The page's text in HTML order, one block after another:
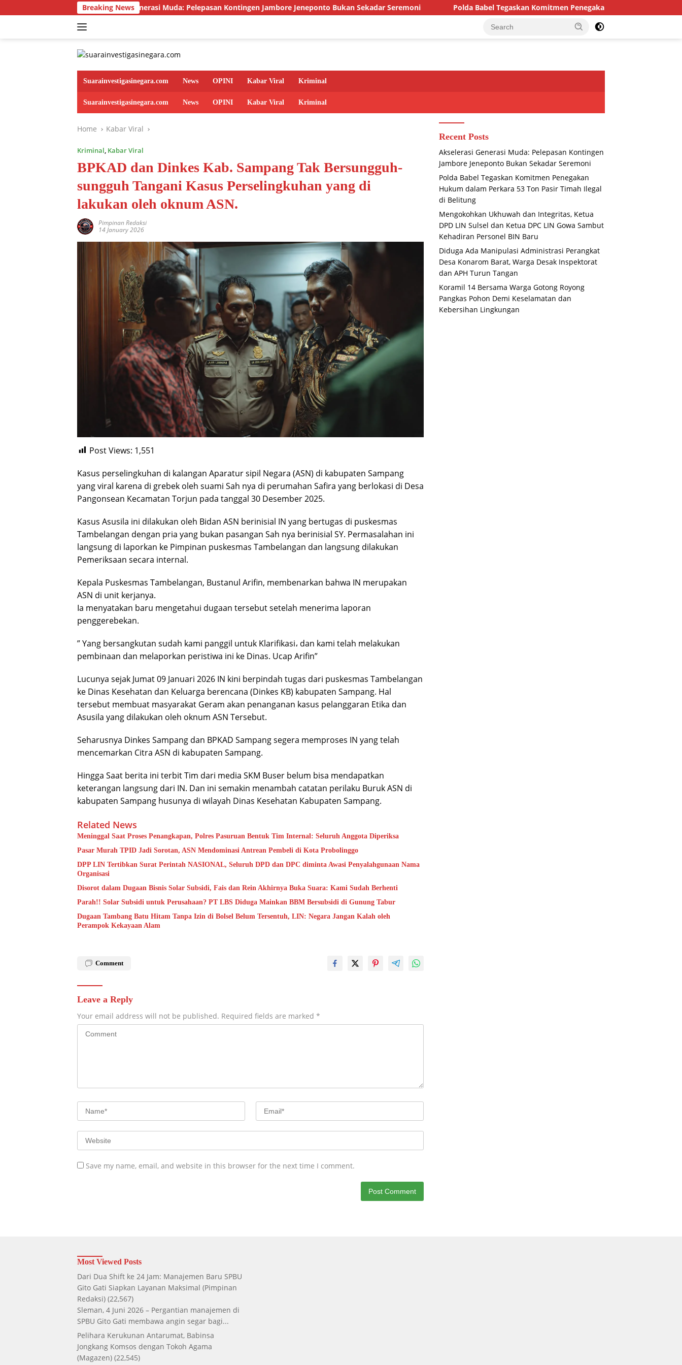
to
Breaking News
Akselerasi Generasi Muda: Pelepasan Kontingen Jambore Jeneponto Bukan Sekadar Seremoni Polda Babel Tegaskan Komitmen Penegakan Hukum dalam Perkara 53 Ton
Suarainvestigasinegara.com News OPINI Kabar Viral Kriminal
Suarainvestigasinegara.com News OPINI Kabar Viral Kriminal
Home Kabar Viral
Kriminal, Kabar Viral
BPKAD dan Dinkes Kab. Sampang Tak Bersungguh-
sungguh Tangani Kasus Perselingkuhan yang di
lakukan oleh oknum ASN.
Pimpinan Redaksi
14 January 2026
Post Views: 1,551
Kasus perselingkuhan di kalangan Aparatur sipil Negara (ASN) di kabupaten Sampang
yang viral karena di grebek oleh suami Sah nya di perumahan Safira yang berlokasi di Desa
Pangonsean Kecamatan Torjun pada tanggal 30 Desember 2025.
Kasus Asusila ini dilakukan oleh Bidan ASN berinisial IN yang bertugas di puskesmas
Tambelangan dengan pria yang bukan pasangan Sah nya berinisial SY. Permasalahan ini
langsung di laporkan ke Pimpinan puskesmas Tambelangan dan langsung dilakukan
Pemeriksaan secara internal.
Kepala Puskesmas Tambelangan, Bustanul Arifin, membenarkan bahwa IN merupakan
ASN di unit kerjanya.
Ia menyatakan baru mengetahui dugaan tersebut setelah menerima laporan
penggerebekan.
” Yang bersangkutan sudah kami panggil untuk Klarifikasi، dan kami telah melakukan
pembinaan dan melaporkan peristiwa ini ke Dinas. Ucap Arifin”
Lucunya sejak Jumat 09 Januari 2026 IN kini berpindah tugas dari puskesmas Tambelangan
ke Dinas Kesehatan dan Keluarga berencana (Dinkes KB) kabupaten Sampang. Hal
tersebut membuat masyarakat Geram akan penanganan kasus pelanggaran Etika dan
Asusila yang dilakukan oleh oknum ASN Tersebut.
Seharusnya Dinkes Sampang dan BPKAD Sampang segera memproses IN yang telah
mencemarkan Citra ASN di kabupaten Sampang.
Hingga Saat berita ini terbit Tim dari media SKM Buser belum bisa mendapatkan
keterangan langsung dari IN. Dan ini semakin menambah catatan perilaku Buruk ASN di
kabupaten Sampang husunya di wilayah Dinas Kesehatan Kabupaten Sampang.
Related News
Meninggal Saat Proses Penangkapan, Polres Pasuruan Bentuk Tim Internal: Seluruh Anggota Diperiksa
Pasar Murah TPID Jadi Sorotan, ASN Mendominasi Antrean Pembeli di Kota Probolinggo
DPP LIN Tertibkan Surat Perintah NASIONAL, Seluruh DPD dan DPC diminta Awasi Penyalahgunaan Nama
Organisasi
Disorot dalam Dugaan Bisnis Solar Subsidi, Fais dan Rein Akhirnya Buka Suara: Kami Sudah Berhenti
Parah!! Solar Subsidi untuk Perusahaan? PT LBS Diduga Mainkan BBM Bersubsidi di Gunung Tabur
Dugaan Tambang Batu Hitam Tanpa Izin di Bolsel Belum Tersentuh, LIN: Negara Jangan Kalah oleh
Perampok Kekayaan Alam
Comment
Leave a Reply
Your email address will not be published. Required fields are marked *
Save my name, email, and website in this browser for the next time I comment.
Recent Posts
Akselerasi Generasi Muda: Pelepasan Kontingen
Jambore Jeneponto Bukan Sekadar Seremoni
Polda Babel Tegaskan Komitmen Penegakan
Hukum dalam Perkara 53 Ton Pasir Timah Ilegal
di Belitung
Mengokohkan Ukhuwah dan Integritas, Ketua
DPD LIN Sulsel dan Ketua DPC LIN Gowa Sambut
Kehadiran Personel BIN Baru
Diduga Ada Manipulasi Administrasi Perangkat
Desa Konarom Barat, Warga Desak Inspektorat
dan APH Turun Tangan
Koramil 14 Bersama Warga Gotong Royong
Pangkas Pohon Demi Keselamatan dan
Kebersihan Lingkungan
Most Viewed Posts
Dari Dua Shift ke 24 Jam: Manajemen Baru SPBU
Gito Gati Siapkan Layanan Maksimal (Pimpinan
Redaksi) (22,567)
Sleman, 4 Juni 2026 – Pergantian manajemen di
SPBU Gito Gati membawa angin segar bagi...
Pelihara Kerukunan Antarumat, Babinsa
Jongkang Komsos dengan Tokoh Agama
(Magazen) (22,545)